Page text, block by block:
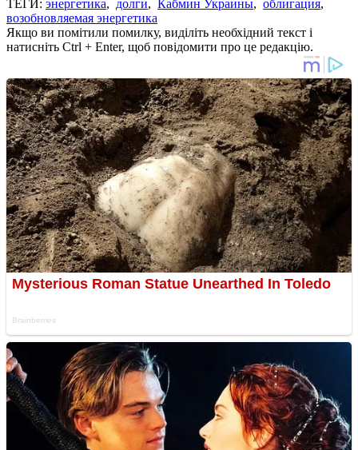
ТЕГИ: энергетика, долги, Кабмин Украины, облигация,
возобновляемая энергетика
Якщо ви помітили помилку, виділіть необхідний текст і
натисніть Ctrl + Enter, щоб повідомити про це редакцію.